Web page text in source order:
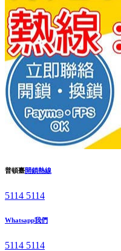
普頓臺開鎖熱線
5114 5114
Whatsapp我們
5114 5114